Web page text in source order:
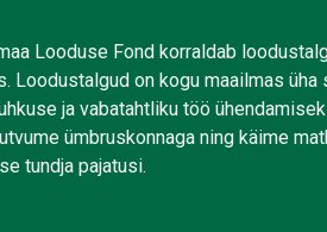
Looduse Fond korraldab
Loodustalgud on kogu maailmas
ja vabatahtliku töö
ümbruskonnaga ning käime
tundja pajatusi.